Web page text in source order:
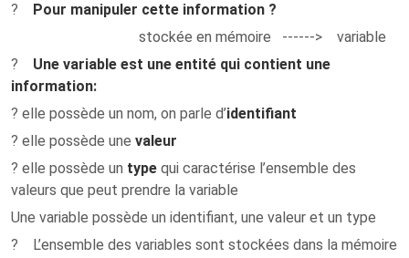
?
Pour manipuler cette information ?
stockée en mémoire ------> variable
? Une variable est une entité qui contient une
information:
? elle possède un nom, on parle d’identifiant
? elle possède une valeur
? elle possède un type qui caractérise l’ensemble des
valeurs que peut prendre la variable
Une variable possède un identifiant, une valeur et un type
? L’ensemble des variables sont stockées dans la mémoire